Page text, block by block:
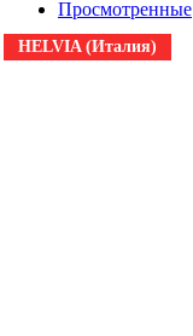
Просмотренные
HELVIA (Италия)